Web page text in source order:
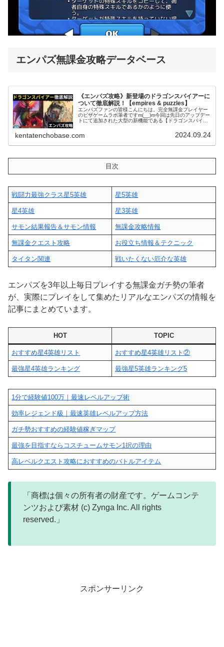
エンパズ無課金攻略データベース
《エンパズ攻略》新登場のドラゴンスパイアーに
ついて徹底解説！【empires & puzzles】
エンパズファンの皆様こんにちは。完全無課金プレイヤー
のピザゲームラボ筆者ですm(__)m今回は先日のアップデー
トにて追加された大型の新機能である【ドラゴンスパイア
kentatenchobase.com 2024.09.24
目次
戦闘力最強クラス星5英雄 星5英雄
星4英雄 星3英雄
サモン結果報告＆サモン情報 無課金攻略情報
無課金クエスト攻略 お役立ち情報＆テクニック
タイタン関連 戦いたくない厄介な英雄
エンパズを3年以上毎日プレイする無課金ガチ勢の筆者
が、実際にプレイをして集めたリアルなエンパズの情報を
記事にまとめています。
HOT TOPIC
おすすめ星4英雄リスト おすすめ星4英雄リスト②
最強星4英雄ランキング 最強星5英雄ランキング5
1分で経験値100万｜最速レベルアップ術
効率レジェンド級｜最速英雄レベルアップ方法
ガチ勢おすすめの経験値稼ぎマップ
最強を目指すならコスチュームサモン1択の理由
高レベルクエスト攻略におすすめのバトルアイテム
「商標は個々の所有者の財産です。ゲームコンテ
ンツおよび素材 (c) Zynga Inc. All rights
reserved.」
スポンサーリンク